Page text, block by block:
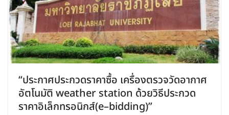
“ประกาศประกวดราคาซื้อ เครื่องตรวจวัดอากาศ
อัตโนมัติ weather station ด้วยวิธีประกวด
ราคาอิเล็กทรอนิกส์(e–bidding)”